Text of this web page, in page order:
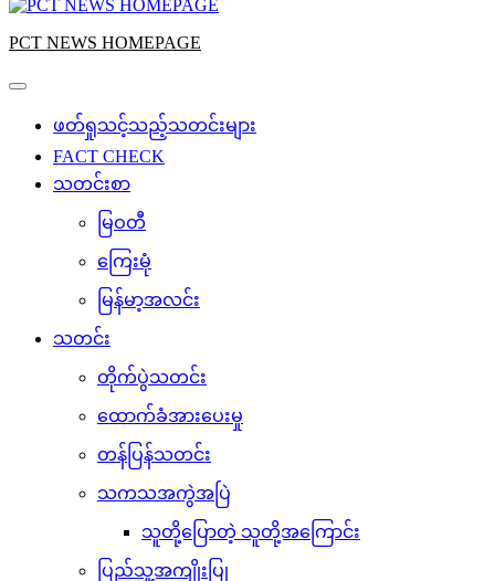
PCT NEWS HOMEPAGE
ဖတ်ရှုသင့်သည့်သတင်းများ
FACT CHECK
သတင်းစာ
မြဝတီ
ကြေးမုံ
မြန်မာ့အလင်း
သတင်း
တိုက်ပွဲသတင်း
ထောက်ခံအားပေးမှု
တန်ပြန်သတင်း
သကသအကွဲအပြဲ
သူတို့ပြောတဲ့ သူတို့အကြောင်း
ပြည်သူ့အကျိုးပြု